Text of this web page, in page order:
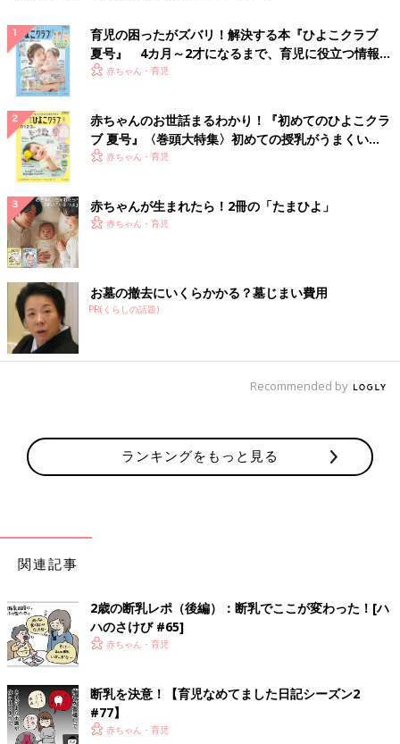
した。そして誕生日のイベントが終わったらパタッと吸わなくな
りましたよ。断乳に近いですが、本人も「パイパイいらにゃい、
お兄ちゃんになったから」と言うようになりました。
いつごろ卒乳するの？
ると、4割の先輩ママたちが1歳から1歳5カ月ごろまでと答えて
んも多く、おなかを満たすために授乳するということが少なくな
るからかもしれません。
中には離乳食をとても楽しめるお子さんで、食べる量も多かった
ので9カ月頃には卒乳したという先輩ママもいます。反対に3歳こ
ろまでなかなか授乳がやめられないお子さんもいますが、このこ
ろになると話し合うことが出来るようになるので、二人で卒乳の
時期を決められたという先輩ママの体験談もありました。卒乳に
育児の困ったがズバリ！解決する本『ひよこクラブ
夏号』 4カ月～2才になるまで、育児に役立つ情報が
いっぱい！
赤ちゃん・育児
赤ちゃんのお世話まるわかり！『初めてのひよこクラ
ブ 夏号』〈巻頭大特集〉初めての授乳がうまくい
く！ おっぱい・ミルクの基本と夏のトラブル 解決テ
赤ちゃん・育児
赤ちゃんが生まれたら！2冊の「たまひよ」
赤ちゃん・育児
お墓の撤去にいくらかかる？墓じまい費用
PR(くらしの話題)
Recommended by
ランキングをもっと見る
関連記事
2歳の断乳レポ（後編）：断乳でここが変わった！[ハ
ハのさけび #65]
赤ちゃん・育児
断乳を決意！【育児なめてました日記シーズン2
#77】
赤ちゃん・育児